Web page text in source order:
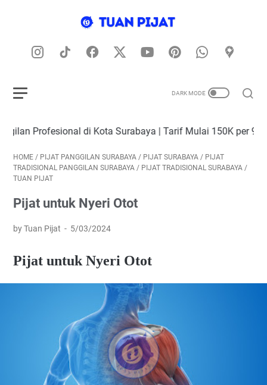
di Kota Surabaya | Tarif Mulai 150K per 90 Menit
HOME / PIJAT PANGGILAN SURABAYA / PIJAT SURABAYA / PIJAT
TRADISIONAL PANGGILAN SURABAYA / PIJAT TRADISIONAL SURABAYA /
TUAN PIJAT
Pijat untuk Nyeri Otot
by Tuan Pijat 5/03/2024
Pijat untuk Nyeri Otot